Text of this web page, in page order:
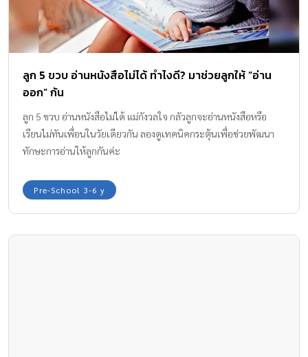
ลูก 5 ขวบ อ่านหนังสือไม่ได้ ทำไงดี? มาช่วยลูกให้ “อ่าน
ออก” กัน
ลูก 5 ขวบ อ่านหนังสือไม่ได้ แม่กังวลใจ กลัวลูกจะอ่านหนังสือหรือ
เรียนไม่ทันเพื่อนในวัยเดียวกัน ลองดูเทคนิคกระตุ้นเพื่อช่วยพัฒนา
ทักษะการอ่านให้ลูกกันค่ะ
Pre-School 3-6 y